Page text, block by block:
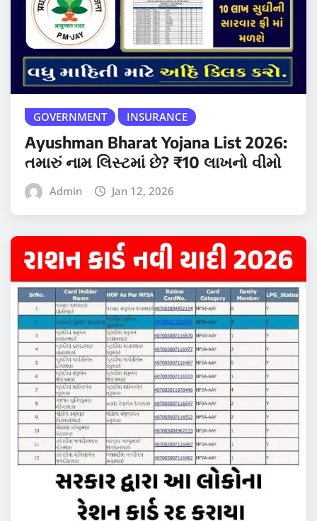
GOVERNMENT INSURANCE
Ayushman Bharat Yojana List 2026:
તમારું નામ લિસ્ટમાં છે? ₹10 લાખનો વીમો
Admin Jan 12, 2026